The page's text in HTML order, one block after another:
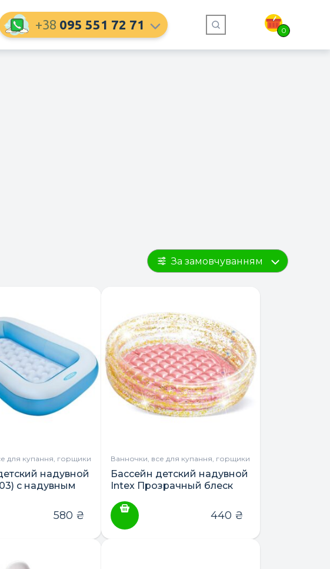
+38 095 551 72 71 0
За замовчуванням
для купання, горщики
надувной
с надувным
580 ₴
Ванночки, все для купання, горщики
Бассейн детский надувной
Intex Прозрачный блеск
440 ₴